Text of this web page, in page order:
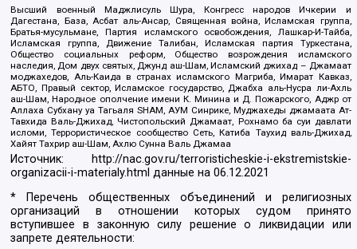
Высший военный Маджлисуль Шура, Конгресс народов Ичкерии и
Дагестана, База, Асбат аль-Ансар, Священная война, Исламская группа,
Братья-мусульмане, Партия исламского освобождения, Лашкар-И-Тайба,
Исламская группа, Движение Талибан, Исламская партия Туркестана,
Общество социальных реформ, Общество возрождения исламского
наследия, Дом двух святых, Джунд аш-Шам, Исламский джихад – Джамаат
моджахедов, Аль-Каида в странах исламского Магриба, Имарат Кавказ,
АБТО, Правый сектор, Исламское государство, Джабха аль-Нусра ли-Ахль
аш-Шам, Народное ополчение имени К. Минина и Д. Пожарского, Аджр от
Аллаха Субхану уа Тагьаля SHAM, АУМ Синрике, Муджахеды джамаата Ат-
Тавхида Валь-Джихад, Чистопольский Джамаат, Рохнамо ба суи давлати
исломи, Террористическое сообщество Сеть, Катиба Таухид валь-Джихад,
Хайят Тахрир аш-Шам, Ахлю Сунна Валь Джамаа
Источник:
http://nac.gov.ru/terroristicheskie-i-ekstremistskie-
organizacii-i-materialy.html данные на06.12.2021
* Перечень общественных объединений и религиозных
организаций в отношении которых судом принято
вступившее в законную силу решение о ликвидации или
запрете деятельности: